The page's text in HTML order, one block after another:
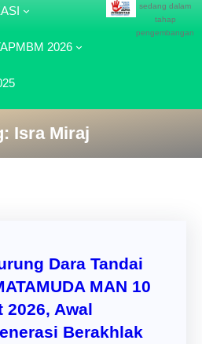
PMBM 2026
sedang dalam
tahap
pengembangan
Isra Miraj
Dara Tandai
MAN 10
2026, Awal
Berakhlak